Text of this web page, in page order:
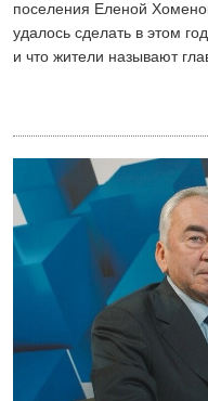
поселения Еленой
удалось сделать в этом
и что жители называют